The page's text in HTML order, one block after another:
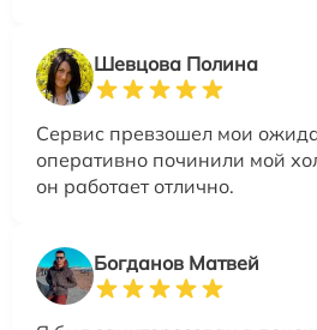
Шевцова Полина
Сервис превзошел мои
оперативно починили мой
он работает отлично.
Богданов Матвей